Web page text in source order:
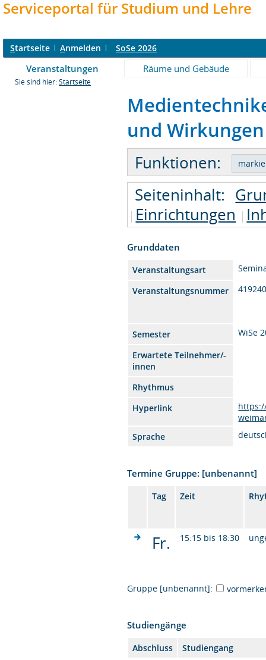
Serviceportal für Studium und Lehre
Startseite Anmelden SoSe 2026
Veranstaltungen Räume und Gebäude
Sie sind hier: Startseite
und
Funktionen:
Seiteninhalt:
Einrichtungen
Grunddaten
Veranstaltungsart
Veranstaltungsnummer
Semester
WiSe
Erwartete Teilnehmer/-
innen
Rhythmus
Hyperlink
Sprache
Termine Gruppe: [unbenannt]
Tag Zeit
Fr. 15:15 bis 18:30
Gruppe [unbenannt]:
Studiengänge
Abschluss
Studiengang